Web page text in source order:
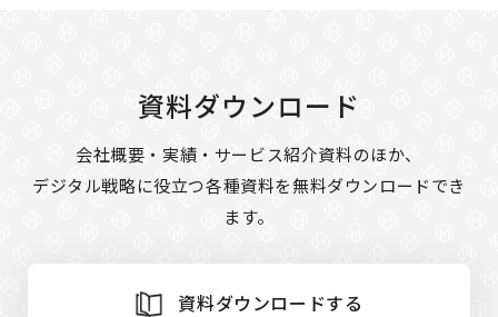
資料ダウンロード
会社概要・実績・サービス紹介資料のほか、
デジタル戦略に役立つ各種資料を無料ダウンロードでき
ます。
資料ダウンロードする